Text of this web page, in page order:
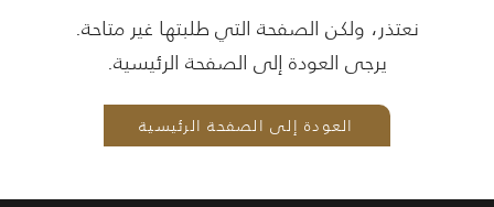
نعتذر، ولكن الصفحة التي طلبتها غير متاحة.
يرجى العودة إلى الصفحة الرئيسية.
العودة إلى الصفحة الرئيسية